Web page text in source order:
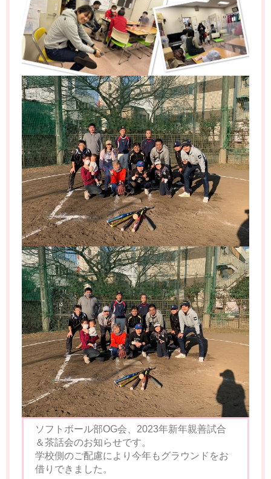
ソフトボール部OG会、2023年新年親善試合
＆茶話会のお知らせです。
学校側のご配慮により今年もグラウンドをお
借りできました。